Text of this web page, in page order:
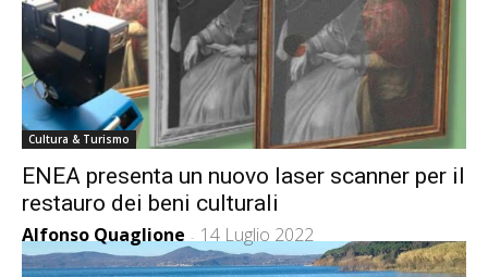
Cultura & Turismo
ENEA presenta un nuovo laser scanner per il
restauro dei beni culturali
Alfonso Quaglione - 14 Luglio 2022